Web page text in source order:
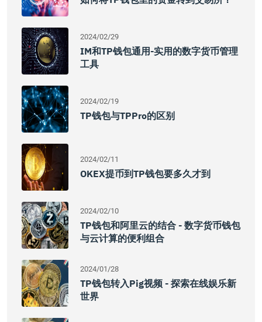
2024/02/29
IM和TP钱包通用-实用的数字货币管理
工具
2024/02/19
TP钱包与TPPro的区别
2024/02/11
OKEX提币到TP钱包要多久才到
2024/02/10
TP钱包和阿里云的结合 - 数字货币钱包
与云计算的便利组合
2024/01/28
TP钱包转入Pig视频 - 探索在线娱乐新
世界